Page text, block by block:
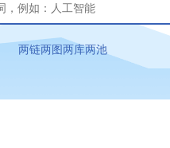
两链两图两库两池